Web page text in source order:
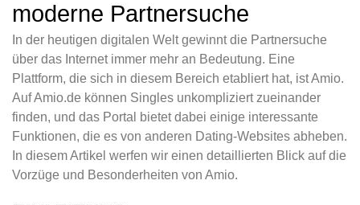
moderne Partnersuche
In der heutigen digitalen Welt gewinnt die Partnersuche
über das Internet immer mehr an Bedeutung. Eine
Plattform, die sich in diesem Bereich etabliert hat, ist Amio.
Auf Amio.de können Singles unkompliziert zueinander
finden, und das Portal bietet dabei einige interessante
Funktionen, die es von anderen Dating-Websites abheben.
In diesem Artikel werfen wir einen detaillierten Blick auf die
Vorzüge und Besonderheiten von Amio.